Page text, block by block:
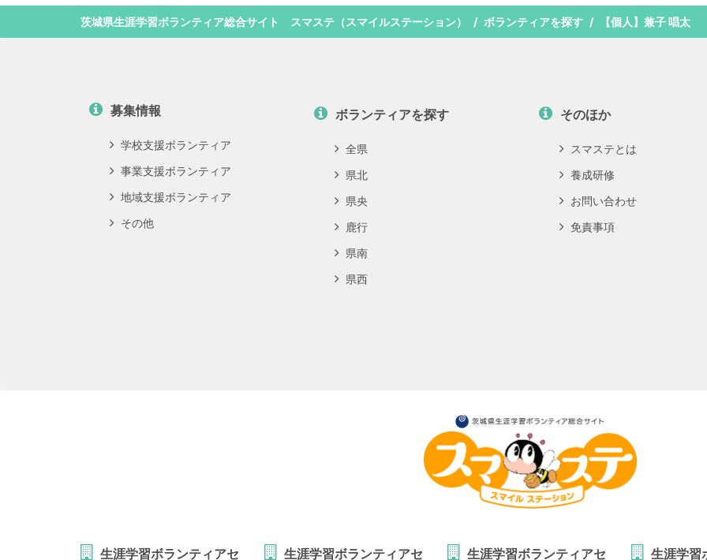
茨城県生涯学習ボランティア総合サイト スマステ（スマイルステーション） ボランティアを探す 【個人】兼子 唱太
募集情報
学校支援ボランティア
事業支援ボランティア
地域支援ボランティア
その他
ボランティアを探す
全県
県北
県央
鹿行
県南
県西
そのほか
スマステとは
養成研修
お問い合わせ
免責事項
生涯学習ボランティアセ 生涯学習ボランティアセ 生涯学習ボランティアセ 生涯学習